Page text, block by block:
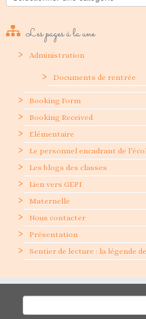
Les pages à la une
Administration
Documents de rentrée
Booking Form
Booking Received
Elémentaire
Le personnel encadrant de
Les blogs des classes
Lien vers GEPI
Maternelle
Nous contacter
Présentation
Sentier de lecture : la légende